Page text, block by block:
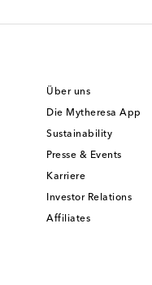
Über uns
Die Mytheresa App
Sustainability
Presse & Events
Karriere
Investor Relations
Affiliates